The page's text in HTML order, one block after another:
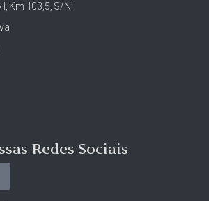
Km 103,5, S/N
Redes Sociais